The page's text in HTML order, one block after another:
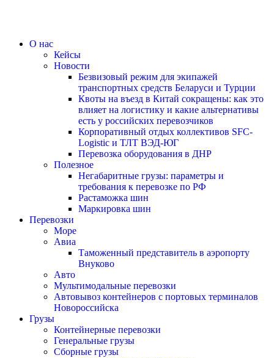
О нас
Кейсы
Новости
Безвизовый режим для экипажей
транспортных средств Беларуси и Турции
Квоты на въезд в Китай сокращены: как это
влияет на логистику и какие альтернативы
есть у российских перевозчиков
Корпоративный отдых коллективов SFC-
Logistic и ТЛТ ВЭД-ЮГ
Перевозка оборудования в ДНР
Полезное
Негабаритные грузы: параметры и
требования к перевозке по РФ
Растаможка шин
Маркировка шин
Перевозки
Море
Авиа
Таможенный представитель в аэропорту
Внуково
Авто
Мультимодальные перевозки
Автовывоз контейнеров с портовых терминалов
Новороссийска
Грузы
Контейнерные перевозки
Генеральные грузы
Сборные грузы